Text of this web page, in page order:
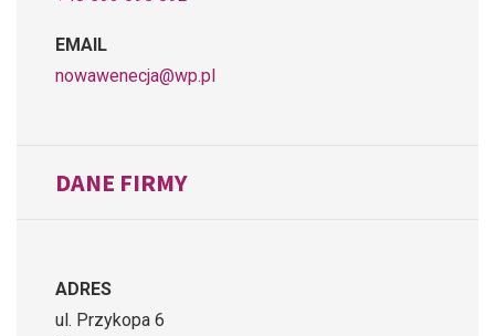
EMAIL
nowawenecja@wp.pl
DANE FIRMY
ADRES
ul. Przykopa 6